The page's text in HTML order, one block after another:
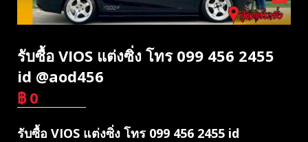
รับซื้อ VIOS แต่งซิ่ง โทร 099 456 2455
id @aod456
฿ 0
รับซื้อ VIOS แต่งซิ่ง โทร 099 456 2455 id